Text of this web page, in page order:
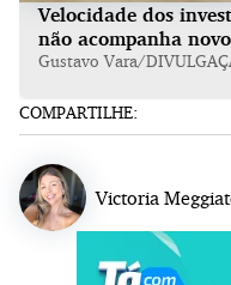
Velocidade dos
não acompanha
Gustavo Vara/
COMPARTILHE:
Victoria